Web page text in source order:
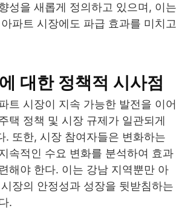
성을 새롭게 정의하고 있으며, 이는
파트 시장에도 파급 효과를 미치고
대한 정책적 시사점
트 시장이 지속 가능한 발전을 이어
택 정책 및 시장 규제가 일관되게
. 또한, 시장 참여자들은 변화하는
속적인 수요 변화를 분석하여 효과
해야 한다. 이는 강남 지역뿐만 아
장의 안정성과 성장을 뒷받침하는
.